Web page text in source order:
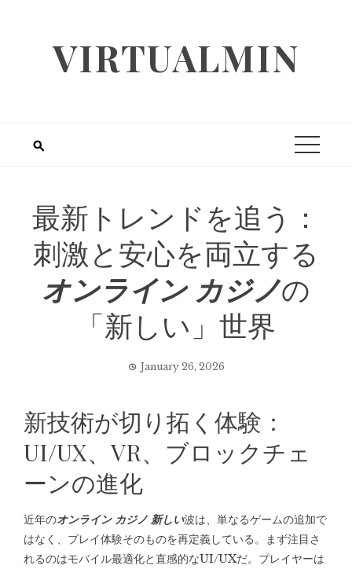
VIRTUALMIN
最新トレンドを追う：
刺激と安心を両立する
オンライン カジノの
「新しい」世界
January 26, 2026
新技術が切り拓く体験：
UI/UX、VR、ブロックチェ
ーンの進化
近年のオンライン カジノ 新しい波は、単なるゲームの追加で
はなく、プレイ体験そのものを再定義している。まず注目さ
れるのはモバイル最適化と直感的なUI/UXだ。プレイヤーは